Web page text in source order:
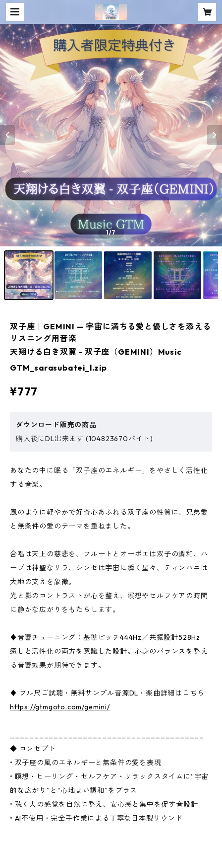
1/7
双子座｜GEMINI — 宇宙に満ちる愛と優しさを添える
リスニング用音楽
天翔ける白き双翼 - 双子座（GEMINI）Music
GTM_sarasubatei_l.zip
¥777
ダウンロード販売の商品
購入後にDL出来ます (104823670バイト)
あなたの中に眠る「双子座のエネルギー」をやさしく活性化
する音楽。
風のように軽やかで好奇心あふれる双子座の性質に、兄弟愛
と無条件の愛のテーマを重ねました。
合唱は天上の慈悲を、フルートとオーボエは双子の調和、ハ
ープは神聖なリラ、シンセは宇宙に瞬く星々、ティンパニは
大地の支えを象徴。
光と影のコントラストが心を整え、瞑想やセルフケアの時間
に静かな広がりをもたらします。
♦音響チューニング：基準ピッチ444Hz／共振設計528Hz
癒しと活性化の両方を意識した設計。心身のバランスを整え
る音響効果が期待できます。
♦ フル尺ご試聴・無料サンプル音源DL・楽曲詳細はこちら
https://gtmgoto.com/gemini/
◆ コンセプト
• 双子座の風のエネルギーと無条件の愛を表現
• 瞑想・ヒーリング・セルフケア・リラックスタイムに“宇宙
的な広がり”と“心地よい調和”をプラス
• 聴く人の感覚を自然に整え、安心感と集中を促す音設計
• AI不使用・完全手作業による丁寧な日本製サウンド